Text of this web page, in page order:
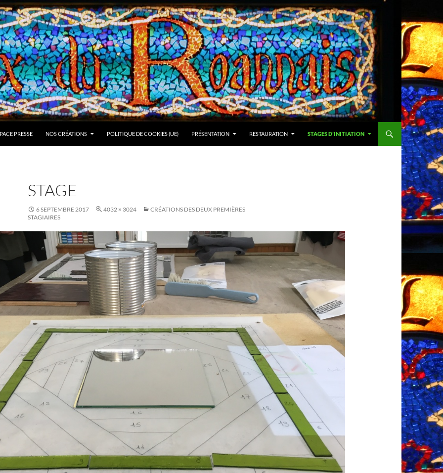
PRESSE NOS CRÉATIONS POLITIQUE DE COOKIES (UE) PRÉSENTATION RESTAURATION STAGES D’INITIATION
STAGE
6 SEPTEMBRE 2017 4032 × 3024
CRÉATIONS DES DEUX PREMIÈRES
STAGIAIRES